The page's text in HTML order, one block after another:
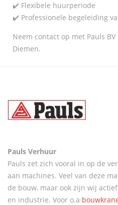
✔️ Flexibele huurperiode
✔️ Professionele begeleiding
Neem contact op met Pauls
Diemen.
Pauls Verhuur
Pauls zet zich vooral in op de
aan machines. Veel van deze
de bouw, maar ook zijn wij
en industrie. Voor o.a